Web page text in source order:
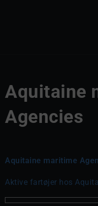
Aquitaine
Agencies
Aquitaine maritime
Aktive fartøjer hos